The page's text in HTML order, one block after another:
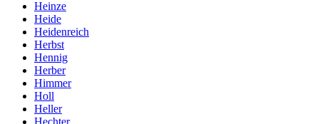
Heinze
Heide
Heidenreich
Herbst
Hennig
Herber
Himmer
Holl
Heller